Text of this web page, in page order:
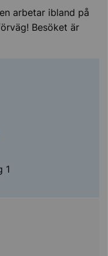
arbetar ibland på
Besöket är
1